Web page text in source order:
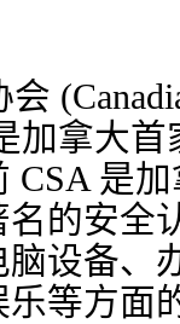
加拿大
CSA 是
的安全
设备、
等方面